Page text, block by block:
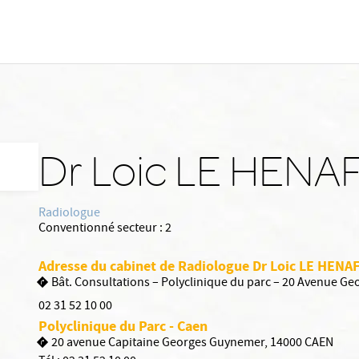
Dr Loic LE
Radiologue
Conventionné secteur :2
Adresse du cabinet de Radiologue Dr Loic LE
Bât. Consultations – Polyclinique du parc – 20 Avenue
02 31 52 10 00
Polyclinique du Parc - Caen
20 avenue Capitaine Georges Guynemer, 14000 CAEN